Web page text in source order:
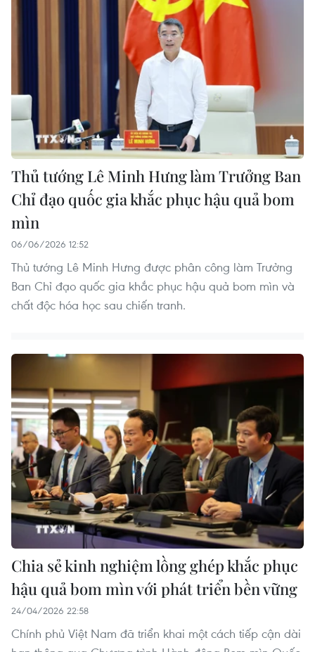
Thủ tướng Lê Minh Hưng làm Trưởng Ban
Chỉ đạo quốc gia khắc phục hậu quả bom
mìn
06/06/2026 12:52
Thủ tướng Lê Minh Hưng được phân công làm Trưởng
Ban Chỉ đạo quốc gia khắc phục hậu quả bom mìn và
chất độc hóa học sau chiến tranh.
Chia sẻ kinh nghiệm lồng ghép khắc phục
hậu quả bom mìn với phát triển bền vững
24/04/2026 22:58
Chính phủ Việt Nam đã triển khai một cách tiếp cận dài